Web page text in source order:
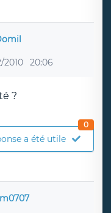
2010 20:06
?
a été utile
0